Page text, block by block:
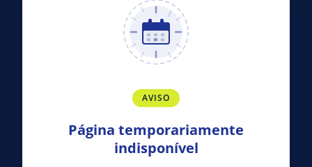
AVISO
Página temporariamente
indisponível